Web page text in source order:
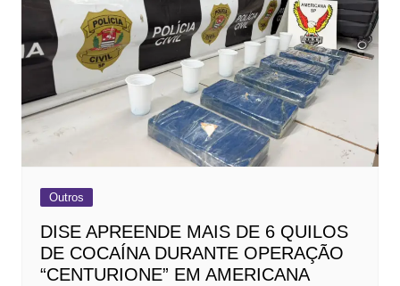
Outros
DISE APREENDE MAIS DE 6 QUILOS
DE COCAÍNA DURANTE OPERAÇÃO
“CENTURIONE” EM AMERICANA